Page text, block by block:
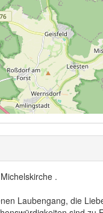
.
Laubengang, die